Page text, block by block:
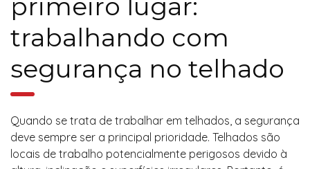
primeiro lugar:
trabalhando com
segurança no telhado
Quando se trata de trabalhar em telhados, a segurança
deve sempre ser a principal prioridade. Telhados são
locais de trabalho potencialmente perigosos devido à